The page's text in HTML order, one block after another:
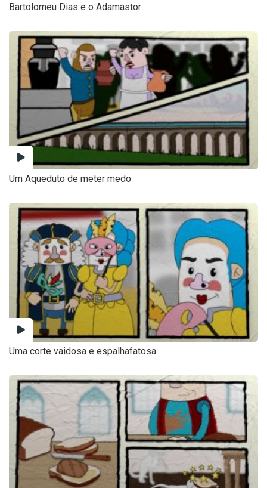
Bartolomeu Dias e o Adamastor
Um Aqueduto de meter medo
Uma corte vaidosa e espalhafatosa